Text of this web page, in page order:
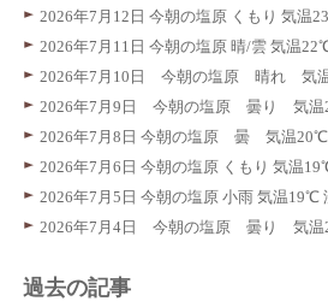
2026年7月12日 今朝の塩原 くもり 気温
2026年7月11日 今朝の塩原 晴/雲 気温
2026年7月10日 今朝の塩原 晴れ 気
2026年7月9日 今朝の塩原 曇り 気
2026年7月8日 今朝の塩原 曇 気温
2026年7月6日 今朝の塩原 くもり 気温
2026年7月5日 今朝の塩原 小雨 気温19℃
2026年7月4日 今朝の塩原 曇り 気
過去の記事